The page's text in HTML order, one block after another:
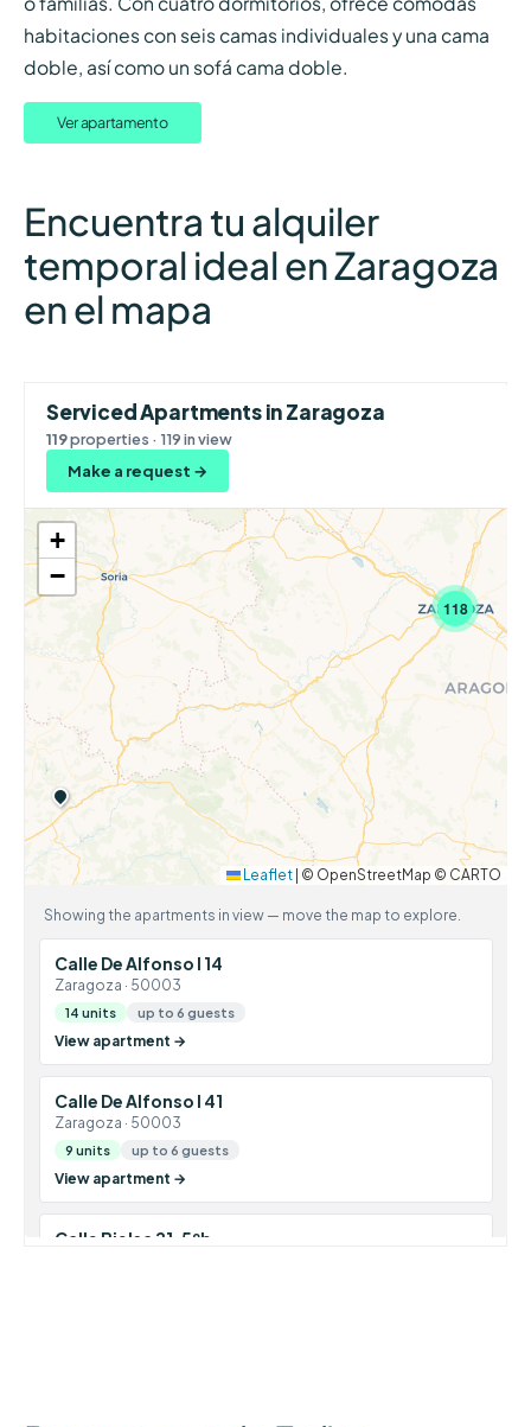
habitaciones con seis camas individuales y una cama
doble, así como un sofá cama doble.
Ver apartamento
Encuentra tu alquiler
temporal ideal en Zaragoza
en el mapa